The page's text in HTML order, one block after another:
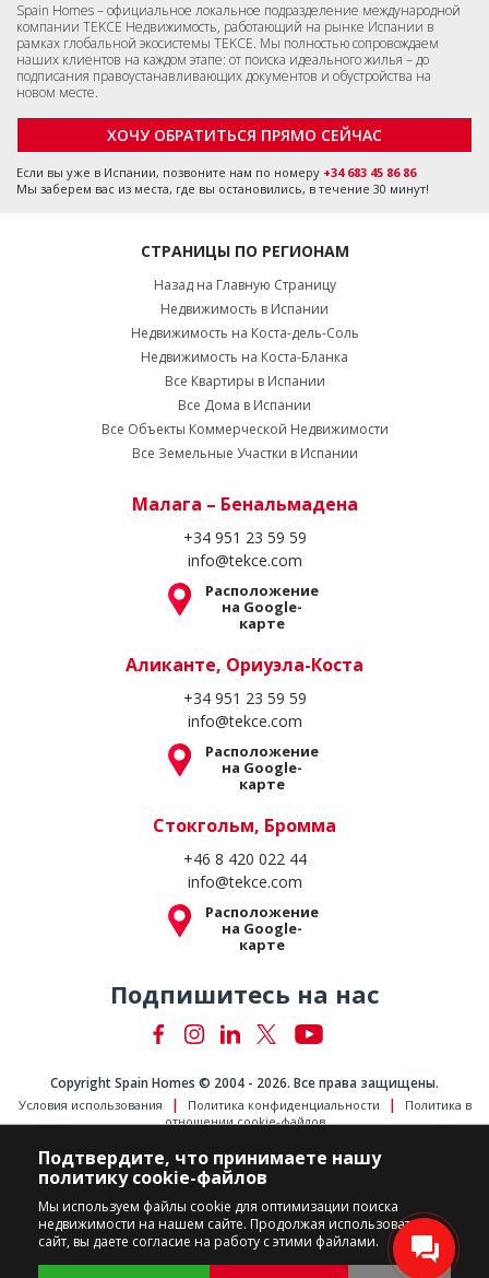
Spain Homes – официальное локальное подразделение международной
компании TEKCE Недвижимость, работающий на рынке Испании в
рамках глобальной экосистемы TEKCE. Мы полностью сопровождаем
наших клиентов на каждом этапе: от поиска идеального жилья – до
подписания правоустанавливающих документов и обустройства на
новом месте.
ХОЧУ ОБРАТИТЬСЯ ПРЯМО СЕЙЧАС
Если вы уже в Испании, позвоните нам по номеру +34 683 45 86 86
Мы заберем вас из места, где вы остановились, в течение 30 минут!
СТРАНИЦЫ ПО РЕГИОНАМ
Назад на Главную Страницу
Недвижимость в Испании
Недвижимость на Коста-дель-Соль
Недвижимость на Коста-Бланка
Все Квартиры в Испании
Все Дома в Испании
Все Объекты Коммерческой Недвижимости
Все Земельные Участки в Испании
Малага – Бенальмадена
+34 951 23 59 59
info@tekce.com
Расположение
на Google-
карте
Аликанте, Ориуэла-Коста
+34 951 23 59 59
info@tekce.com
Расположение
на Google-
карте
Стокгольм, Бромма
+46 8 420 022 44
info@tekce.com
Расположение
на Google-
карте
Подпишитесь на нас
Copyright Spain Homes © 2004 - 2026. Все права защищены.
Условия использования Политика конфиденциальности
Политика в
отношении cookie-файлов
Подтвердите, что принимаете нашу
политику cookie-файлов
Мы используем файлы cookie для оптимизации поиска
недвижимости на нашем сайте. Продолжая использовать
сайт, вы даете согласие на работу с этими файлами.